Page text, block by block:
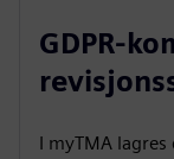
GDPR-
I myTMA